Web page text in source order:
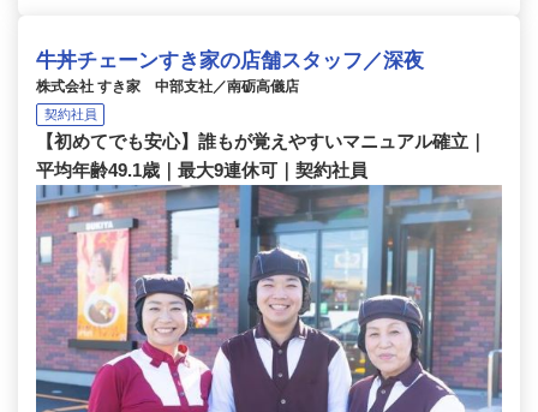
牛丼チェーンすき家の店舗スタッフ／深夜
株式会社 すき家 中部支社／南砺高儀店
契約社員
【初めてでも安心】誰もが覚えやすいマニュアル確立｜
平均年齢49.1歳｜最大9連休可｜契約社員